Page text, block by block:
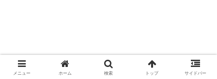
メニュー ホーム 検索 トップ サイドバー